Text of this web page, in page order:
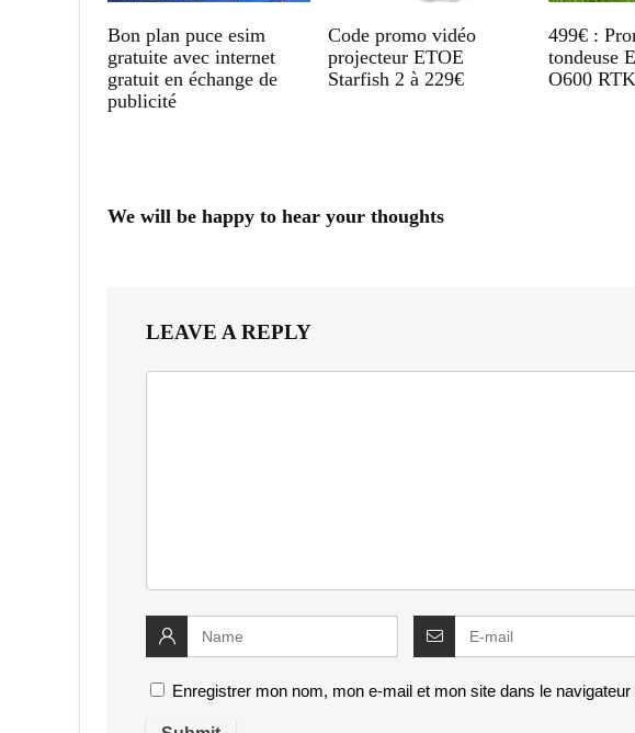
Bon plan puce esim
gratuite avec internet
gratuit en échange de
publicité
Code promo vidéo
projecteur ETOE
Starfish 2 à 229€
499€ :
tondeuse
O600 RTK
We will be happy to hear your thoughts
LEAVE A REPLY
Enregistrer mon nom, mon e-mail et mon site dans le